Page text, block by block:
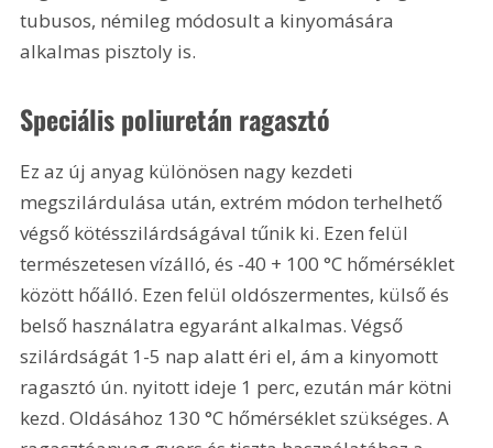
tubusos, némileg módosult a kinyomására
alkalmas pisztoly is.
Speciális poliuretán ragasztó
Ez az új anyag különösen nagy kezdeti
megszilárdulása után, extrém módon terhelhető
végső kötésszilárdságával tűnik ki. Ezen felül
természetesen vízálló, és -40 + 100 °C hőmérséklet
között hőálló. Ezen felül oldószermentes, külső és
belső használatra egyaránt alkalmas. Végső
szilárdságát 1-5 nap alatt éri el, ám a kinyomott
ragasztó ún. nyitott ideje 1 perc, ezután már kötni
kezd. Oldásához 130 °C hőmérséklet szükséges. A